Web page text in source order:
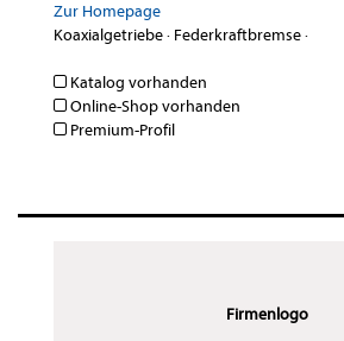
Zur Homepage
Koaxialgetriebe· Federkraftbremse·
Katalog vorhanden
Online-Shop vorhanden
Premium-Profil
Firmenlogo